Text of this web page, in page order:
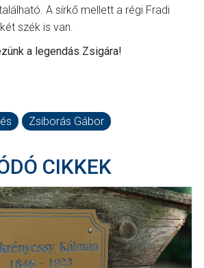
A sírkő mellett a régi Fradi
szék is van.
a legendás Zsigára!
Zsiborás Gábor
CIKKEK